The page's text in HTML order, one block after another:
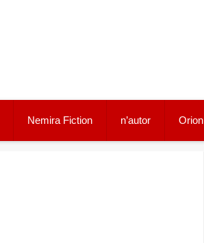
Nemira Fiction n’autor Orion